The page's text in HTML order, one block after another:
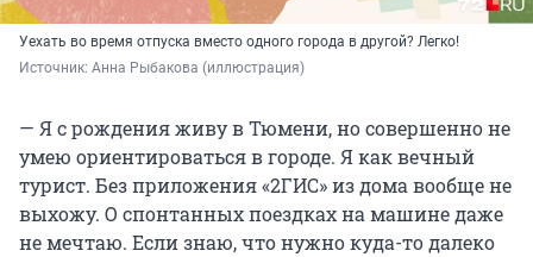
Уехать во время отпуска вместо одного города в другой? Легко!
Источник: Анна Рыбакова (иллюстрация)
— Я с рождения живу в Тюмени, но совершенно не
умею ориентироваться в городе. Я как вечный
турист. Без приложения «2ГИС» из дома вообще не
выхожу. О спонтанных поездках на машине даже
не мечтаю. Если знаю, что нужно куда-то далеко